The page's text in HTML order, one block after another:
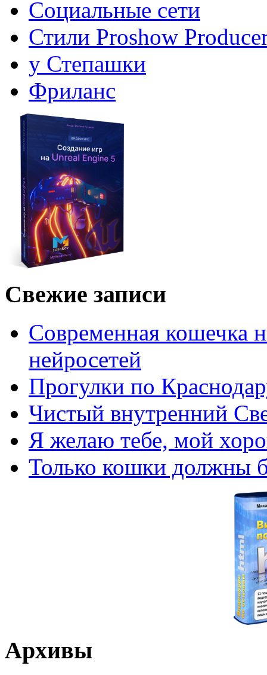
Социальные сети
Стили Proshow
у Степашки
Фриланс
Свежие записи
Современная кошечка
нейросетей
Прогулки по
Чистый внутренний
Я желаю тебе, мой
Только кошки должны
Архивы